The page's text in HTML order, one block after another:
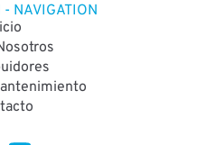
- NAVIGATION